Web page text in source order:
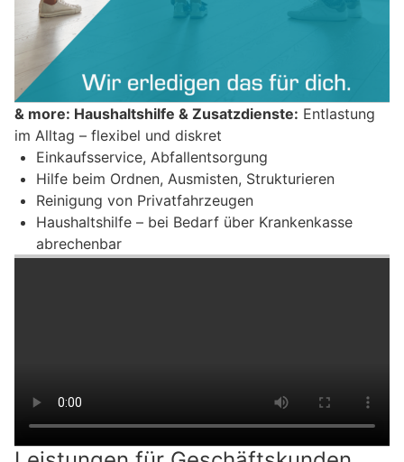
& more: Haushaltshilfe & Zusatzdienste: Entlastung
im Alltag – flexibel und diskret
Einkaufsservice, Abfallentsorgung
Hilfe beim Ordnen, Ausmisten, Strukturieren
Reinigung von Privatfahrzeugen
Haushaltshilfe – bei Bedarf über Krankenkasse
abrechenbar